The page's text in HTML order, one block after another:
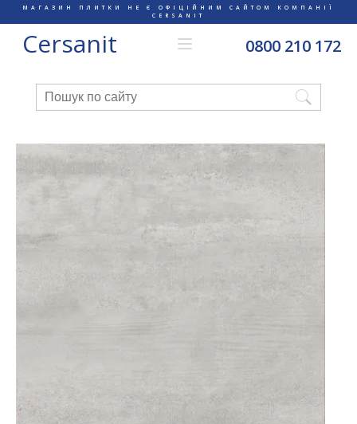
МАГАЗИН ПЛИТКИ НЕ Є ОФІЦІЙНИМ САЙТОМ КОМПАНІЇ
CERSANIT
Cersanit 0800 210 172